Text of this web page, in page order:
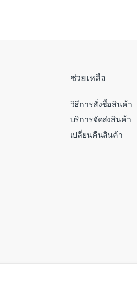
ช่วยเหลือ
วิธีการสั่งซื้อสินค้า
บริการจัดส่งสินค้า
เปลี่ยนคืนสินค้า